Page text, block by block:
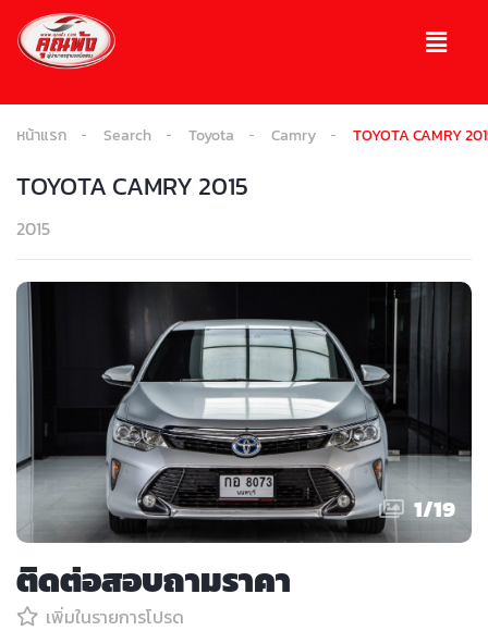
หน้าแรก Search Toyota Camry TOYOTA CAMRY
TOYOTA CAMRY 2015
2015
1/19
ติดต่อสอบถามราคา
เพิ่มในรายการโปรด